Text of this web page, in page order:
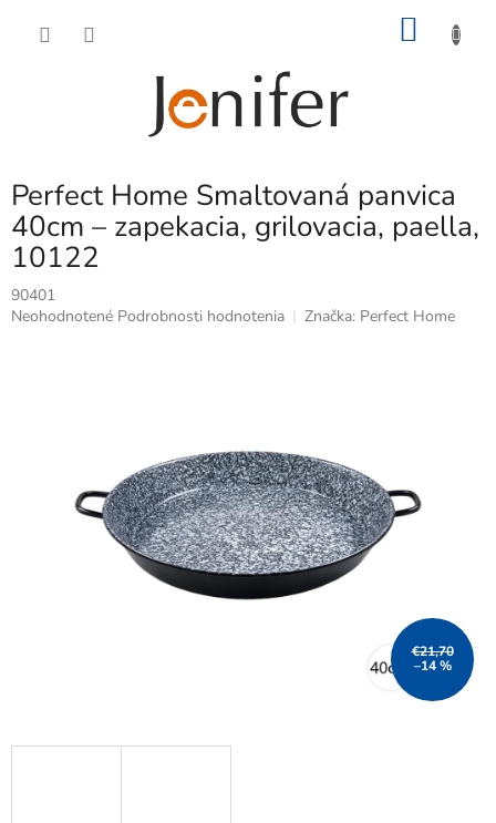
Perfect Home Smaltovaná panvica
40cm – zapekacia, grilovacia, paella,
10122
90401
Priemerné
Neohodnotené Podrobnosti hodnotenia Značka: Perfect Home
€21,70
–14 %